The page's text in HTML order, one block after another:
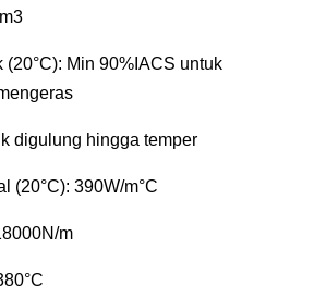
(20°C): Min 90%IACS untuk
digulung hingga temper
(20°C): 390W/m°C
m